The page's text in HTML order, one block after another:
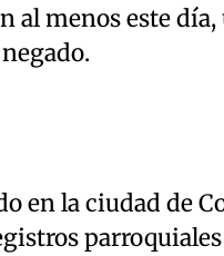
al menos este
en la ciudad de
parroquiales